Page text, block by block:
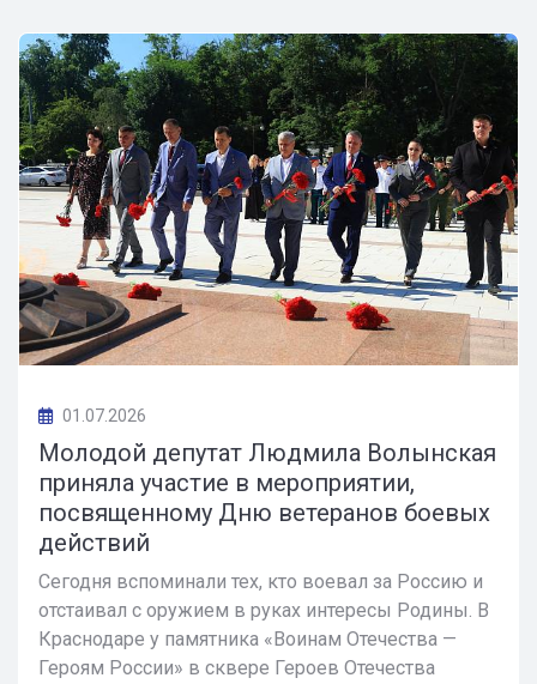
01.07.2026
Молодой депутат Людмила Волынская
приняла участие в мероприятии,
посвященному Дню ветеранов боевых
действий
Сегодня вспоминали тех, кто воевал за Россию и
отстаивал с оружием в руках интересы Родины. В
Краснодаре у памятника «Воинам Отечества —
Героям России» в сквере Героев Отечества